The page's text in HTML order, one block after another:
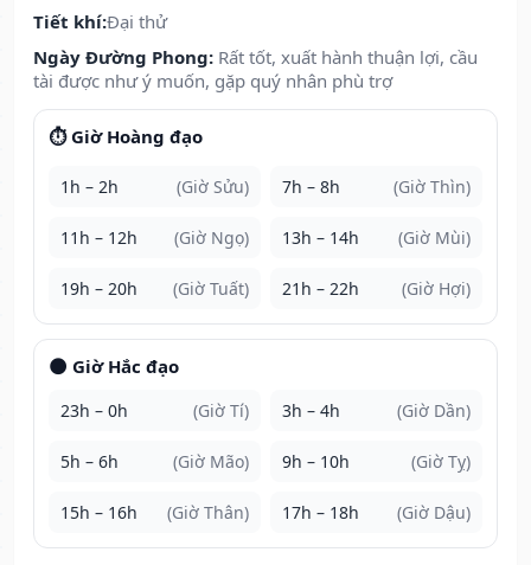
Tiết khí:Đại thử
Ngày Đường Phong: Rất tốt, xuất hành thuận lợi, cầu
tài được như ý muốn, gặp quý nhân phù trợ
⏱️ Giờ Hoàng đạo
1h – 2h (Giờ Sửu) 7h – 8h (Giờ Thìn)
11h – 12h (Giờ Ngọ) 13h – 14h (Giờ Mùi)
19h – 20h (Giờ Tuất) 21h – 22h (Giờ Hợi)
🌑 Giờ Hắc đạo
23h – 0h (Giờ Tí) 3h – 4h (Giờ Dần)
5h – 6h (Giờ Mão) 9h – 10h (Giờ Tỵ)
15h – 16h (Giờ Thân) 17h – 18h (Giờ Dậu)